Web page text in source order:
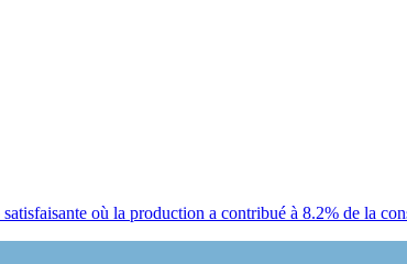
où la production a contribué à 8.2% de la